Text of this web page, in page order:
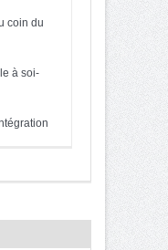
coin du
à soi-